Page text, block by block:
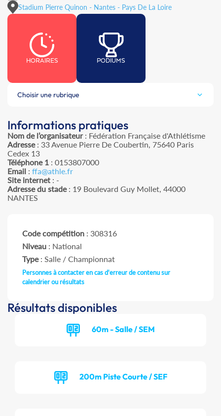
Stadium Pierre Quinon - Nantes - Pays De La Loire
HORAIRES PODIUMS
Choisir une rubrique
Informations pratiques
Nom de l’organisateur: Fédération Française d'Athlétisme
Adresse: 33 Avenue Pierre De Coubertin, 75640 Paris
Cedex 13
Téléphone 1 : 0153807000
Email : ffa@athle.fr
Site internet : -
Adresse du stade: 19 Boulevard Guy Mollet, 44000
NANTES
Code compétition : 308316
Niveau : National
Type: Salle / Championnat
Personnes à contacter en cas d'erreur de contenu sur
calendrier ou résultats
Résultats disponibles
60m - Salle / SEM
200m Piste Courte / SEF